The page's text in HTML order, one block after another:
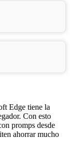
Edge tiene la
Con esto
promps desde
ahorrar mucho